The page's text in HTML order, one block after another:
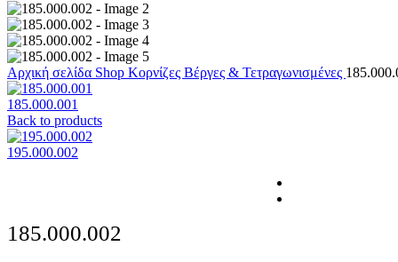
Αρχική σελίδα Shop Κορνίζες Βέργες & Τετραγωνισμένες
185.000.001
Back to products
195.000.002
185.000.002